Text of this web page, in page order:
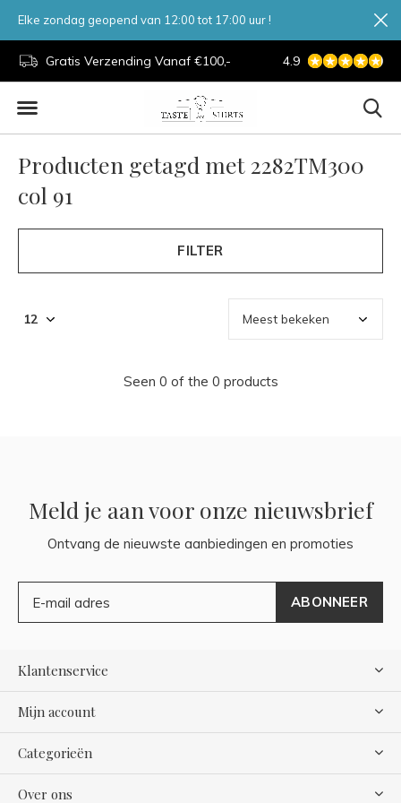
Gratis Verzending Vanaf €100,- 7 Dagen Per
4.9
Elke zondag geopend van 12:00 tot 17:00 uur !
Producten getagd met 2282TM300
col 91
FILTER
Seen 0 of the 0 products
Meld je aan voor onze nieuwsbrief
Ontvang de nieuwste aanbiedingen en promoties
ABONNEER
Klantenservice
Mijn account
Categorieën
Over ons